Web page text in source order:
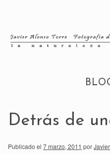
Detrás de
Publicado el 7 marzo, 2011 por